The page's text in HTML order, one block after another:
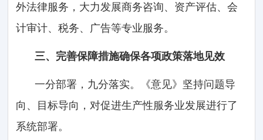
外法律服务，大力发展商务咨询、资产评估、会
计审计、税务、广告等专业服务。
三、完善保障措施确保各项政策落地见效
一分部署，九分落实。《意见》坚持问题导
向、目标导向，对促进生产性服务业发展进行了
系统部署。